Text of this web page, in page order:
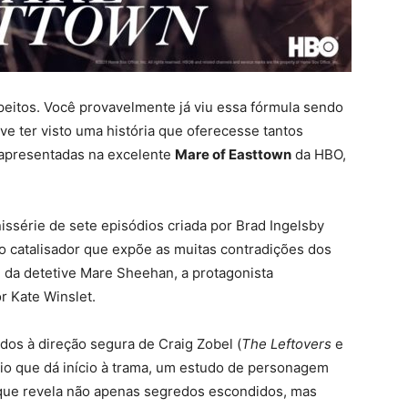
Você provavelmente já viu essa fórmula sendo
ter visto uma história que oferecesse tantos
na excelente Mare of Easttown da HBO,
de sete episódios criada por Brad Ingelsby
catalisador que expõe as muitas contradições dos
detetive Mare Sheehan, a protagonista
Kate Winslet.
à direção segura de Craig Zobel (The Leftovers e
que dá início à trama, um estudo de personagem
revela não apenas segredos escondidos, mas